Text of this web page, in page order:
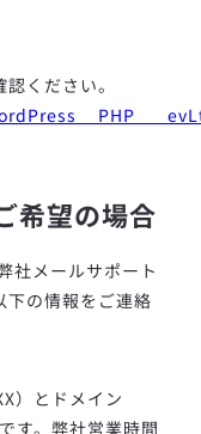
ください。
希望の場合
社メールサポート
下の情報をご連絡
）とドメイン
す。弊社営業時間